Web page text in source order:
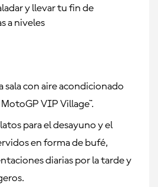
y llevar tu fin de
a niveles
sala con aire acondicionado
VIP Village™.
para el desayuno y el
en forma de bufé,
diarias por la tarde y